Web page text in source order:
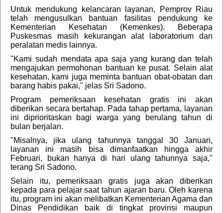
Untuk mendukung kelancaran layanan, Pemprov Riau
telah mengusulkan bantuan fasilitas pendukung ke
Kementerian Kesehatan (Kemenkes). Beberapa
Puskesmas masih kekurangan alat laboratorium dan
peralatan medis lainnya.
"Kami sudah mendata apa saja yang kurang dan telah
mengajukan permohonan bantuan ke pusat. Selain alat
kesehatan, kami juga meminta bantuan obat-obatan dan
barang habis pakai," jelas Sri Sadono.
Program pemeriksaan kesehatan gratis ini akan
diberikan secara bertahap. Pada tahap pertama, layanan
ini diprioritaskan bagi warga yang berulang tahun di
bulan berjalan.
"Misalnya, jika ulang tahunnya tanggal 30 Januari,
layanan ini masih bisa dimanfaatkan hingga akhir
Februari, bukan hanya di hari ulang tahunnya saja,"
terang Sri Sadono.
Selain itu, pemeriksaan gratis juga akan diberikan
kepada para pelajar saat tahun ajaran baru. Oleh karena
itu, program ini akan melibatkan Kementerian Agama dan
Dinas Pendidikan baik di tingkat provinsi maupun